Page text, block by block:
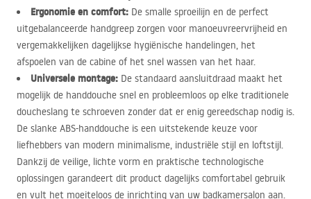
Ergonomie en comfort: De smalle sproeilijn en de perfect
uitgebalanceerde handgreep zorgen voor manoeuvreervrijheid en
vergemakkelijken dagelijkse hygiënische handelingen, het
afspoelen van de cabine of het snel wassen van het haar.
Universele montage: De standaard aansluitdraad maakt het
mogelijk de handdouche snel en probleemloos op elke traditionele
doucheslang te schroeven zonder dat er enig gereedschap nodig is.
De slanke ABS-handdouche is een uitstekende keuze voor
liefhebbers van modern minimalisme, industriële stijl en loftstijl.
Dankzij de veilige, lichte vorm en praktische technologische
oplossingen garandeert dit product dagelijks comfortabel gebruik
en vult het moeiteloos de inrichting van uw badkamersalon aan.